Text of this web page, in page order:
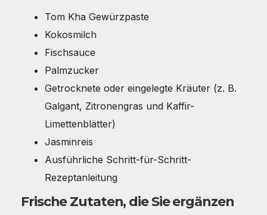
Tom Kha Gewürzpaste
Kokosmilch
Fischsauce
Palmzucker
Getrocknete oder eingelegte Kräuter (z. B.
Galgant, Zitronengras und Kaffir-
Limettenblätter)
Jasminreis
Ausführliche Schritt-für-Schritt-
Rezeptanleitung
Frische Zutaten, die Sie ergänzen